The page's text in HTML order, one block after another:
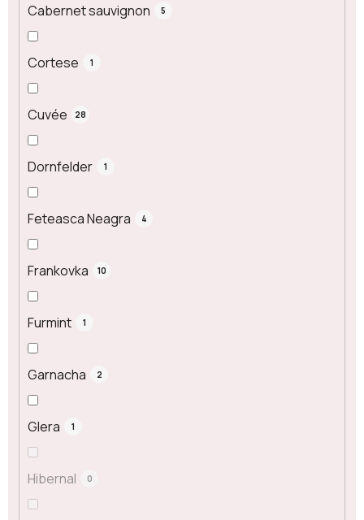
Cabernet sauvignon 5
Cortese 1
Cuvée 28
Dornfelder 1
Feteasca Neagra 4
Frankovka 10
Furmint 1
Garnacha 2
Glera 1
Hibernal 0